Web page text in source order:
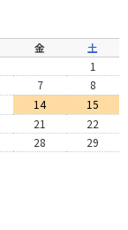
金
土
1
7
8
14
15
21
22
28
29